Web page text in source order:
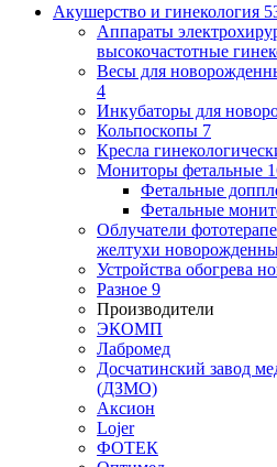
Акушерство и гинекология
Аппараты
высокочастотные
Весы для
4
Инкубаторы для
Кольпоскопы 7
Кресла
Мониторы фетальные
Фетальные
Фетальные
Облучатели
желтухи
Устройства обогрева
Разное 9
Производители
ЭКОМП
Лабромед
Досчатинский завод
(ДЗМО)
Аксион
Lojer
ФОТЕК